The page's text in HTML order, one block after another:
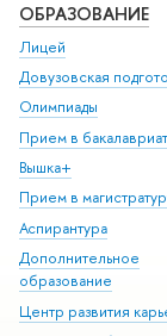
ОБРАЗОВАНИЕ
Лицей
Довузовская
Олимпиады
Прием в бакалавриат
Вышка+
Прием в
Аспирантура
Дополнительное
образование
Центр развития